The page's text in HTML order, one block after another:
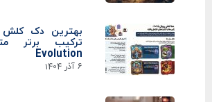
ترکیب برتر
Evolution
6 آذر 1404